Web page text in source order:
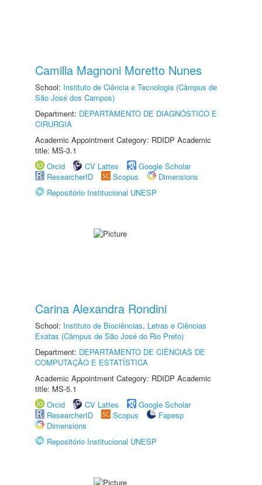
Camilla Magnoni Moretto Nunes
School: Instituto de Ciência e Tecnologia (Câmpus de
São José dos Campos)
Department: DEPARTAMENTO DE DIAGNÓSTICO E
CIRURGIA
Academic Appointment Category: RDIDP Academic
title: MS-3.1
Orcid
CV Lattes
Google Scholar
ResearcherID
Scopus
Dimensions
Repositório Institucional UNESP
Carina Alexandra Rondini
School: Instituto de Biociências, Letras e Ciências
Exatas (Câmpus de São José do Rio Preto)
Department: DEPARTAMENTO DE CIÊNCIAS DE
COMPUTAÇÃO E ESTATÍSTICA
Academic Appointment Category: RDIDP Academic
title: MS-5.1
Orcid
CV Lattes
Google Scholar
ResearcherID
Scopus
Fapesp
Dimensions
Repositório Institucional UNESP